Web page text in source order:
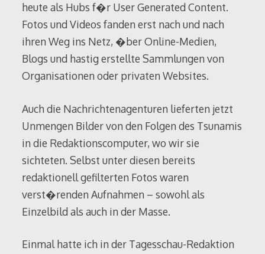
heute als Hubs f�r User Generated Content.
Fotos und Videos fanden erst nach und nach
ihren Weg ins Netz, �ber Online-Medien,
Blogs und hastig erstellte Sammlungen von
Organisationen oder privaten Websites.
Auch die Nachrichtenagenturen lieferten jetzt
Unmengen Bilder von den Folgen des Tsunamis
in die Redaktionscomputer, wo wir sie
sichteten. Selbst unter diesen bereits
redaktionell gefilterten Fotos waren
verst�renden Aufnahmen – sowohl als
Einzelbild als auch in der Masse.
Einmal hatte ich in der Tagesschau-Redaktion